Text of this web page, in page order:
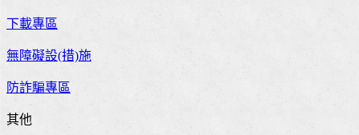
下載專區
無障礙設(措)施
防詐騙專區
其他